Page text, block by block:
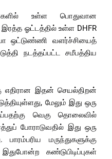
உள்ள பொதுவான
ஓட்டத்தில் உள்ள DHFR
ஒட்டுண்ணி வளர்ச்சியைத்
நடத்தப்பட்ட சமீபத்திய
எதிரான இதன் செயல்திறன்
மேலும் இது ஒரு
வெகு தொலைவில்
போராடுவதில் இது ஒரு
பாரம்பரிய மருந்துகளுக்கு
கண்டுபிடிப்புகள்